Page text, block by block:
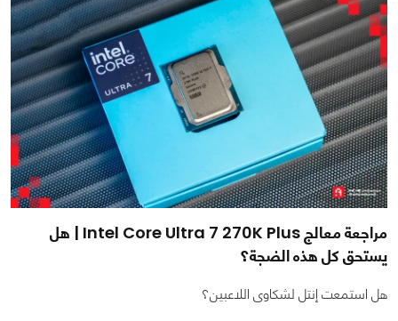
مراجعة معالج Intel Core Ultra 7 270K Plus | هل
يستحق كل هذه الضجة؟
هل استمعت إنتل لشكاوى اللاعبين؟